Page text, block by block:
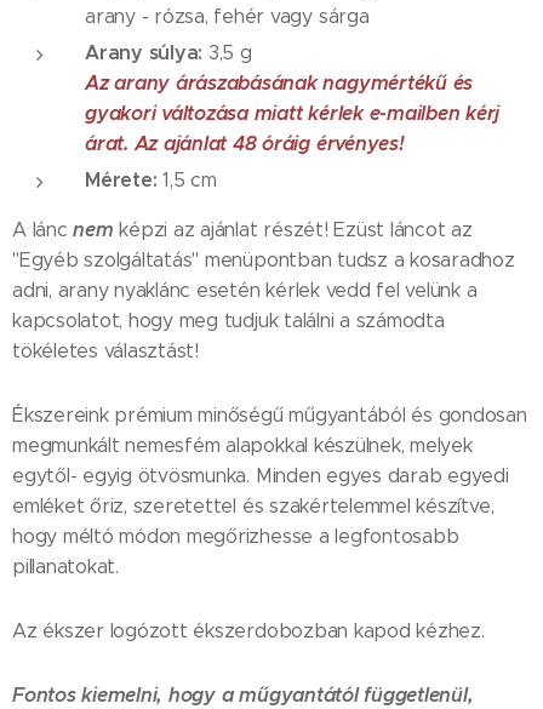
arany - rózsa, fehér vagy sárga
Arany súlya: 3,5 g
Az arany árászabásának nagymértékű és
gyakori változása miatt kérlek e-mailben kérj
árat. Az ajánlat 48 óráig érvényes!
Mérete:1,5 cm
A láncnem képzi az ajánlat részét! Ezüst láncot az
"Egyéb szolgáltatás" menüpontban tudsz a kosaradhoz
adni, arany nyaklánc esetén kérlek vedd fel velünk a
kapcsolatot, hogy meg tudjuk találni a számodta
tökéletes választást!
Ékszereink prémium minőségű műgyantából és gondosan
megmunkált nemesfém alapokkal készülnek, melyek
egytől- egyig ötvösmunka. Minden egyes darab egyedi
emléket őriz, szeretettel és szakértelemmel készítve,
hogy méltó módon megőrizhesse a legfontosabb
pillanatokat.
Az ékszer logózott ékszerdobozban kapod kézhez.
Fontos kiemelni, hogy a műgyantától függetlenül,